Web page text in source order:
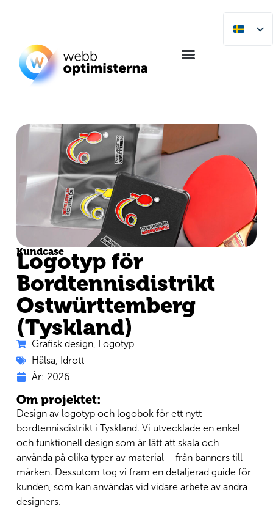
Kundcase
Logotyp för
Bordtennisdistrikt
Ostwürttemberg
(Tyskland)
Grafisk design,
Logotyp
Hälsa,
Idrott
År: 2026
Om projektet:
Design av logotyp och logobok för ett nytt
bordtennisdistrikt i Tyskland. Vi utvecklade en enkel
och funktionell design som är lätt att skala och
använda på olika typer av material – från banners till
märken. Dessutom tog vi fram en detaljerad guide för
kunden, som kan användas vid vidare arbete av andra
designers.